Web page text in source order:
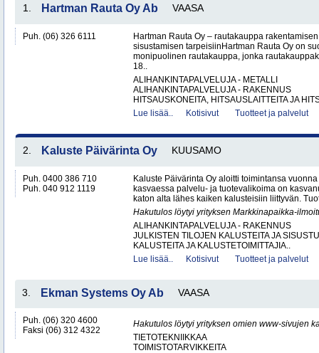
1. Hartman Rauta Oy Ab VAASA
Puh. (06) 326 6111
Hartman Rauta Oy – rautakauppa
sisustamisen tarpeisiinHartman Rauta Oy on
monipuolinen rautakauppa, jonka
18..
ALIHANKINTAPALVELUJA - METALLI
ALIHANKINTAPALVELUJA - RAKENNUS
HITSAUSKONEITA, HITSAUSLAITTEITA JA
Lue lisää..
Kotisivut Tuotteet ja palvelut
2. Kaluste Päivärinta Oy KUUSAMO
Puh. 0400 386 710
Puh. 040 912 1119
Kaluste Päivärinta Oy aloitti toimintansa
kasvaessa palvelu- ja tuotevalikoima on
katon alta lähes kaiken kalusteisiin liittyvän.
Hakutulos löytyi yrityksen Markkinapaikka-
ALIHANKINTAPALVELUJA - RAKENNUS
JULKISTEN TILOJEN KALUSTEITA JA
KALUSTEITA JA KALUSTETOIMITTAJIA..
Lue lisää..
Kotisivut Tuotteet ja palvelut
3. Ekman Systems Oy Ab VAASA
Puh. (06) 320 4600
Faksi (06) 312 4322
Hakutulos löytyi yrityksen omien www-sivujen
TIETOTEKNIIKKAA
TOIMISTOTARVIKKEITA